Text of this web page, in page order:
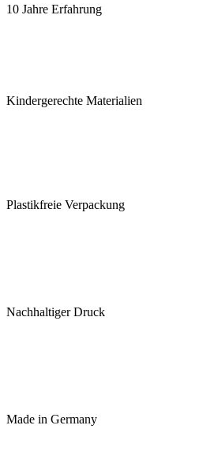
10 Jahre Erfahrung
Kindergerechte Materialien
Plastikfreie Verpackung
Nachhaltiger Druck
Made in Germany